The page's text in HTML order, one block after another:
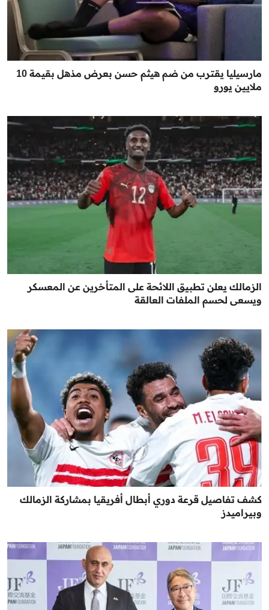
مارسيليا يقترب من ضم هيثم حسن بعرض مذهل بقيمة 10
ملايين يورو
الزمالك يعلن تطبيق اللائحة على المتأخرين عن المعسكر
ويسعى لحسم الملفات العالقة
كشف تفاصيل قرعة دوري أبطال أفريقيا بمشاركة الزمالك
وبيراميدز